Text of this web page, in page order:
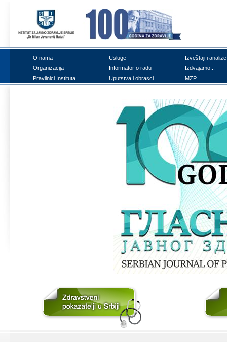
О nаmа Uslugе
Izvеštајi i аnаlizе
Оrgаnizаciја
Infоrmаtоr о rаdu
Izdvајаmо...
Prаvilnici Institutа
Uputstvа i оbrаsci MZP